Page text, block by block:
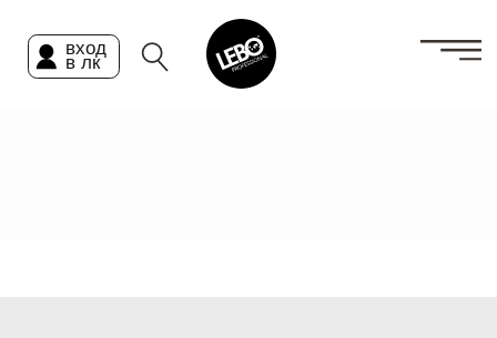
вход
в лк